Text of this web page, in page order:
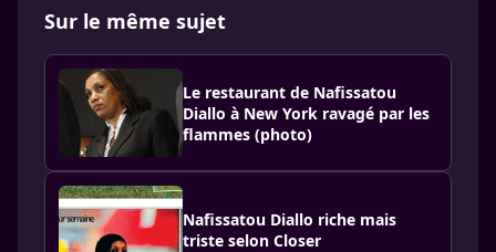
Sur le même sujet
Le restaurant de Nafissatou
Diallo à New York ravagé par les
flammes (photo)
Nafissatou Diallo riche mais
triste selon Closer